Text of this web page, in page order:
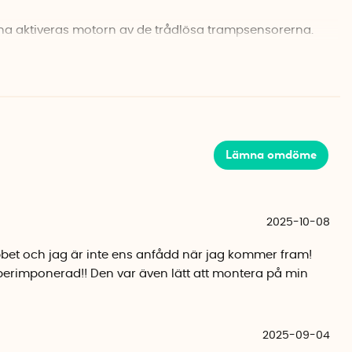
aktiveras motorn av de trådlösa trampsensorerna.
att uppgradera din cykelupplevelse. Det gör cyklingen
för längre turer eller kuperade sträckor. Oavsett om
till jobbet i stan eller för helgutflykter, ger Zipforce
för att ta dig fram utan andan i halsen.
att kunna monteras på de flesta cyklar. Vissa cyklar
modifikation för att du ska kunna sätta fast motorn. Det
är att trampsensorerna numera är trådlösa. Det
halverar installationstiden jämfört med
Lämna omdöme
2025-10-08
och jag är inte ens anfådd när jag kommer fram!
Den var även lätt att montera på min
2025-09-04